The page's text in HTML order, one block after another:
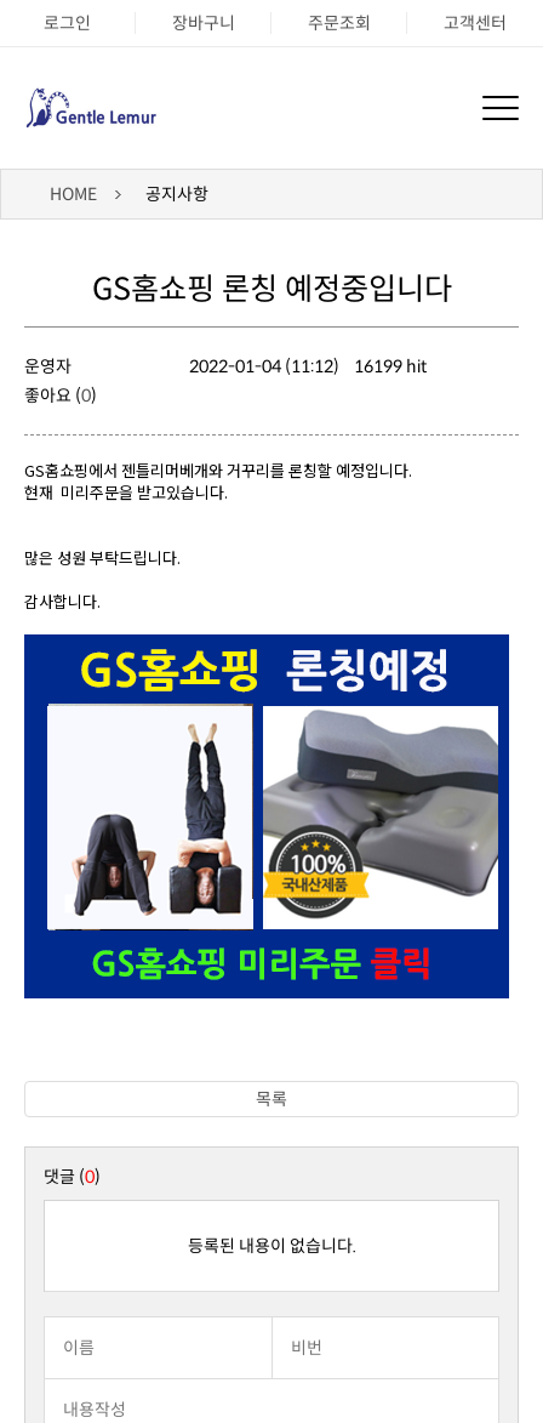
로그인 장바구니 주문조회 고객센터
HOME 공지사항
GS홈쇼핑 론칭 예정중입니다
운영자 2022-01-04 (11:12)
16199 hit
좋아요 (0)
GS홈쇼핑에서 젠틀리머베개와 거꾸리를 론칭할 예정입니다.
현재 미리주문을 받고있습니다.
많은 성원 부탁드립니다.
감사합니다.
목록
댓글 (0)
등록된 내용이 없습니다.